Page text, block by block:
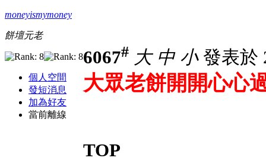
moneyismymoney
餅壇元老
個人空間
發短消息
加為好友
當前離線
6067# 大 中 小發表於
大眾老餅開開心心
TOP